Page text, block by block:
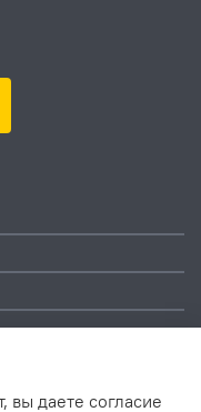
Москва, ул.
вы даете согласие